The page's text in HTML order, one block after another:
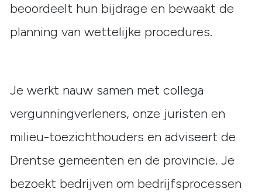
beoordeelt hun bijdrage en bewaakt de
planning van wettelijke procedures.
Je werkt nauw samen met collega
vergunningverleners, onze juristen en
milieu-toezichthouders en adviseert de
Drentse gemeenten en de provincie. Je
bezoekt bedrijven om bedrijfsprocessen